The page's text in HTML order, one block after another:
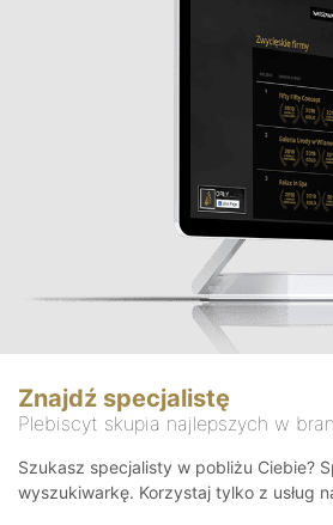
Znajdź specjalistę
Plebiscyt skupia najlepszych w
Szukasz specjalisty w pobliżu Ciebie?
wyszukiwarkę. Korzystaj tylko z usług